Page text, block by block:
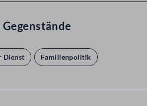
Dienst Familienpolitik